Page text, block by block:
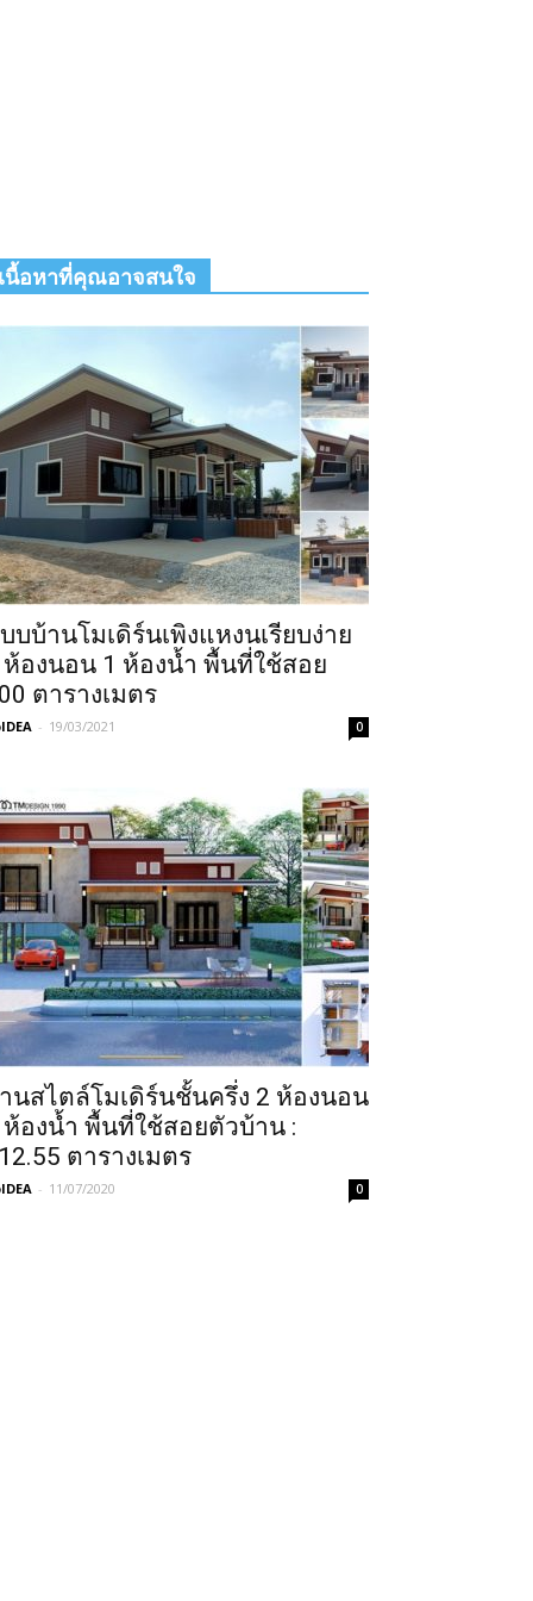
เนื้อหาที่คุณอาจสนใจ
บบ้านโมเดิร์นเพิงแหงนเรียบง่าย
ห้องนอน 1 ห้องน้ำ พื้นที่ใช้สอย
ตารางเมตร
- 19/03/2021 0
นสไตล์โมเดิร์นชั้นครึ่ง 2 ห้องนอน
ห้องน้ำ พื้นที่ใช้สอยตัวบ้าน :
ตารางเมตร
- 11/07/2020 0